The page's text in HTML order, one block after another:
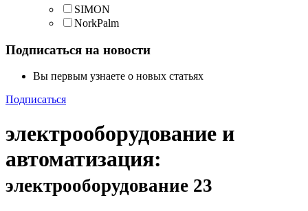
SIMON
NorkPalm
Подписаться на новости
Вы первым узнаете о новых статьях
Подписаться
электрооборудование и
автоматизация:
электрооборудование 23